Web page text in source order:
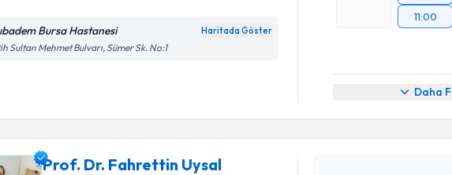
Bursa Hastanesi Haritada Göster
Sultan Mehmet Bulvarı, Sümer Sk. No:1
11:00
Daha
Prof. Dr. Fahrettin Uysal
Randevu Takvimi Talebi
Prof. Dr. Fahrettin Uysal